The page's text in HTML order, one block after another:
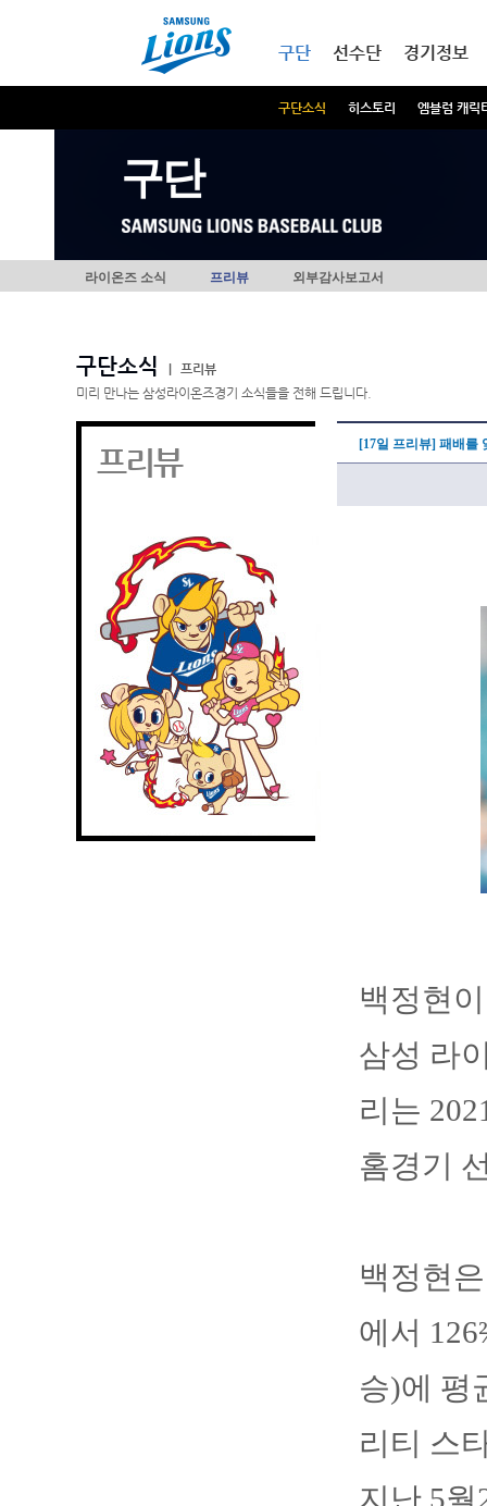
구단
구단소식 히스토리 엠블럼 캐릭
선수단 경기정보
구단
라이온즈 소식 프리뷰 외부감사보고서
구단소식
프리뷰
미리 만나는 삼성라이온즈경기 소식들을 전해 드립니다.
프리뷰 [17일 프리뷰] 패배를
백정현
삼성 라
리는
홈경기
백정현
에서
승)에 평
리티 스
지난 5